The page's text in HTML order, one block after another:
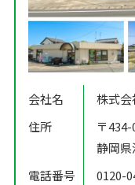
会社名
株式
住所
〒
静岡
電話番号
0120-